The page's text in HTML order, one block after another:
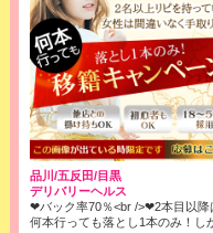
品川/五反田/目黒
デリバリーヘルス